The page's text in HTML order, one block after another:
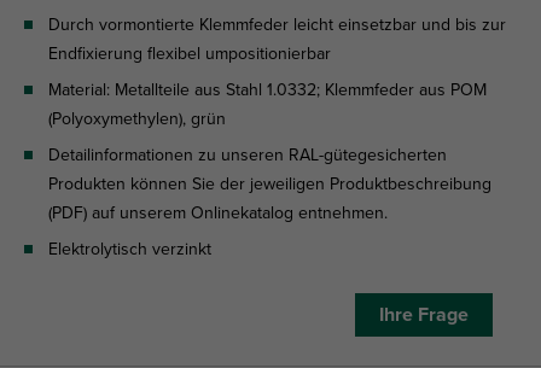
Durch vormontierte Klemmfeder leicht einsetzbar und bis zur
Endfixierung flexibel umpositionierbar
Material: Metallteile aus Stahl 1.0332; Klemmfeder aus POM
(Polyoxymethylen), grün
Detailinformationen zu unseren RAL-gütegesicherten
Produkten können Sie der jeweiligen Produktbeschreibung
(PDF) auf unserem Onlinekatalog entnehmen.
Elektrolytisch verzinkt
Ihre Frage